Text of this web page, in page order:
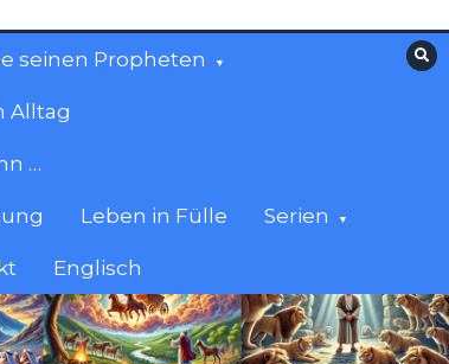
seinen Propheten
Alltag
…
Leben in Fülle Serien
Englisch